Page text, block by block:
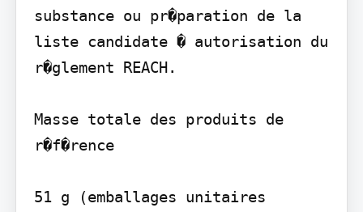
substance ou pr�paration de la
liste candidate � autorisation du
r�glement REACH.
Masse totale des produits de
r�f�rence
51 g (emballages unitaires